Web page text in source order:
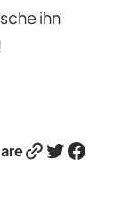
ihn
Link Twitter Facebook